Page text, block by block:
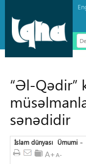
“Əl-Qədir”
sənədidir
İslam dünyası »
Ümumi